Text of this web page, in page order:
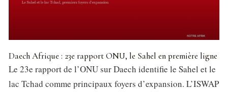
Daech Afrique : 23e rapport ONU, le Sahel en première ligne
Le 23e rapport de l’ONU sur Daech identifie le Sahel et le
lac Tchad comme principaux foyers d’expansion. L’ISWAP